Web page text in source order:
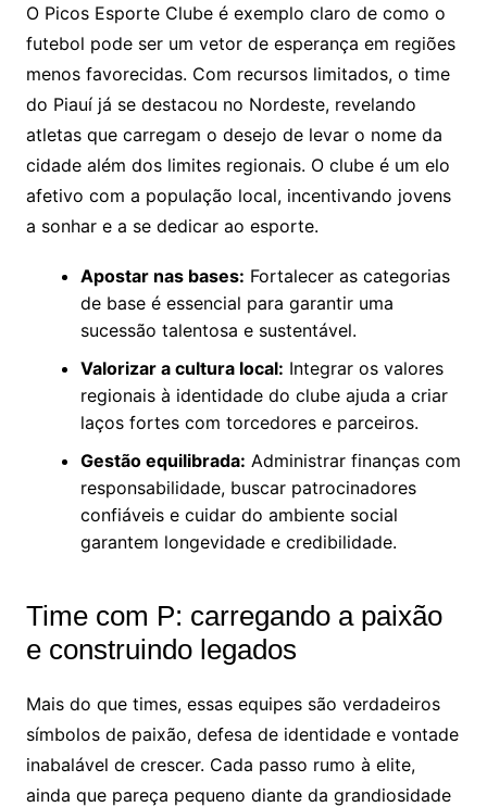
O Picos Esporte Clube é exemplo claro de como o
futebol pode ser um vetor de esperança em regiões
menos favorecidas. Com recursos limitados, o time
do Piauí já se destacou no Nordeste, revelando
atletas que carregam o desejo de levar o nome da
cidade além dos limites regionais. O clube é um elo
afetivo com a população local, incentivando jovens
a sonhar e a se dedicar ao esporte.
Apostar nas bases: Fortalecer as categorias
de base é essencial para garantir uma
sucessão talentosa e sustentável.
Valorizar a cultura local: Integrar os valores
regionais à identidade do clube ajuda a criar
laços fortes com torcedores e parceiros.
Gestão equilibrada: Administrar finanças com
responsabilidade, buscar patrocinadores
confiáveis e cuidar do ambiente social
garantem longevidade e credibilidade.
Time com P: carregando a paixão
e construindo legados
Mais do que times, essas equipes são verdadeiros
símbolos de paixão, defesa de identidade e vontade
inabalável de crescer. Cada passo rumo à elite,
ainda que pareça pequeno diante da grandiosidade